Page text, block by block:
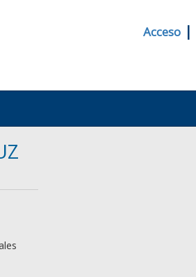
Acceso |